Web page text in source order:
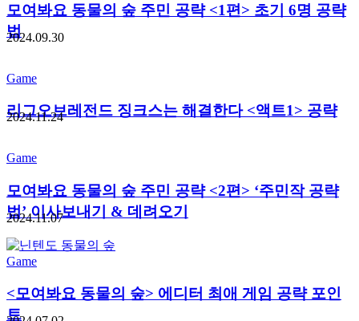
모여봐요 동물의 숲 주민 공략 <1편> 초기 6명 공략
법
2024.09.30
Game
리그오브레전드 징크스는 해결한다 <액트1> 공략
2024.11.24
Game
모여봐요 동물의 숲 주민 공략 <2편> ‘주민작 공략
법’ 이사보내기 & 데려오기
2024.11.07
Game
<모여봐요 동물의 숲> 에디터 최애 게임 공략 포인
트